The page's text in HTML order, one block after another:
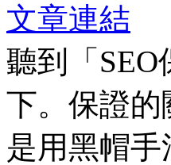
文章連結
聽到「
下。保證
是用黑帽